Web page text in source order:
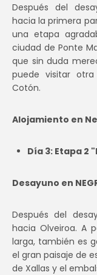
Después del
hacia la primera
una etapa
ciudad de Ponte
que sin duda
puede visitar
Cotón.
Alojamiento en
Día 3: Etapa 2
Desayuno en
Después del
hacia Olveiroa. A
larga, también es
el gran paisaje de
de Xallas y el